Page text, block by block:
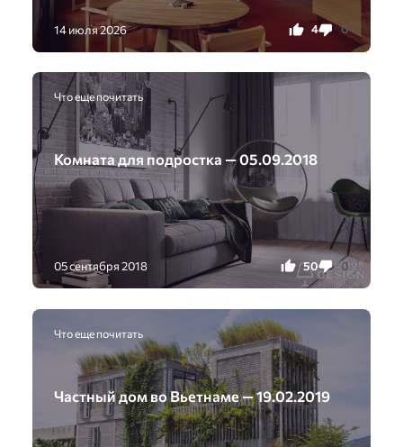
14 июля 2026 4 0
Что еще почитать
Комната для подростка — 05.09.2018
05 сентября 2018 50 0
Что еще почитать
Частный дом во Вьетнаме — 19.02.2019